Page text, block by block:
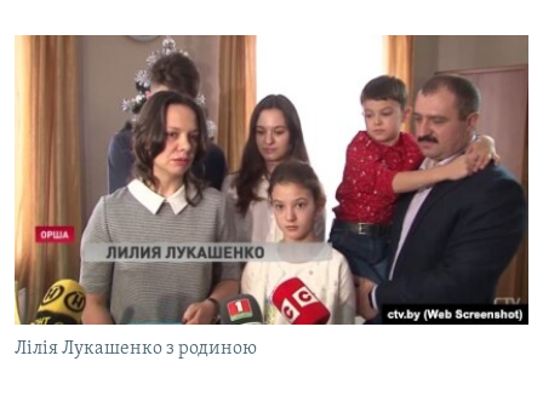
Лілія Лукашенко з родиною